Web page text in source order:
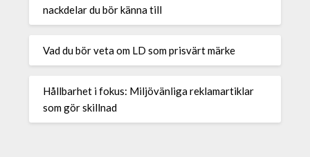
nackdelar du bör känna till
Vad du bör veta om LD som prisvärt märke
Hållbarhet i fokus: Miljövänliga reklamartiklar
som gör skillnad